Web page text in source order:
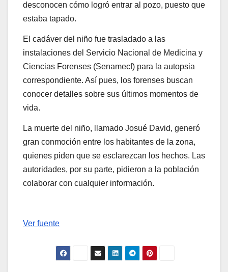
desconocen cómo logró entrar al pozo, puesto que
estaba tapado.
El cadáver del niño fue trasladado a las
instalaciones del Servicio Nacional de Medicina y
Ciencias Forenses (Senamecf) para la autopsia
correspondiente. Así pues, los forenses buscan
conocer detalles sobre sus últimos momentos de
vida.
La muerte del niño, llamado Josué David, generó
gran conmoción entre los habitantes de la zona,
quienes piden que se esclarezcan los hechos. Las
autoridades, por su parte, pidieron a la población
colaborar con cualquier información.
Ver fuente